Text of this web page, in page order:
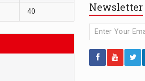
40 Newsletter